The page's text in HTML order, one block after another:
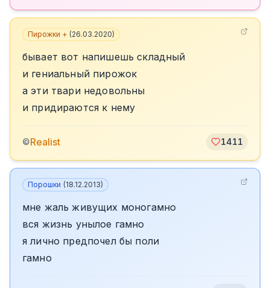
Пирожки + (26.03.2020)
бывает вот напишешь складный
и гениальный пирожок
а эти твари недовольны
и придираются к нему
©Realist 1411
Порошки (18.12.2013)
мне жаль живущих моногамно
вся жизнь унылое гамно
я лично предпочел бы поли
гамно